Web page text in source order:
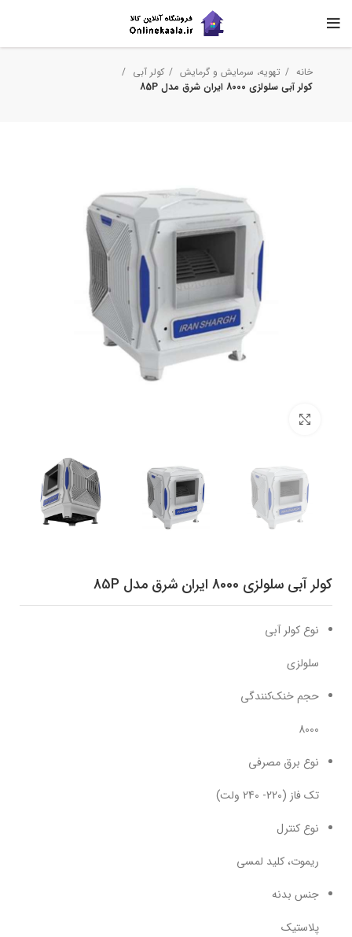
خانه تهویه، سرمایش و گرمایش
کولر آبی
کولر آبی سلولزی 8000 ایران شرق مدل 85P
کولر آبی سلولزی 8000 ایران شرق مدل 85P
نوع کولر آبی
سلولزی
حجم خنک‌کنندگی
8000
نوع برق مصرفی
تک فاز (220- 240 ولت)
نوع کنترل
ریموت، کلید لمسی
جنس بدنه
پلاستیک